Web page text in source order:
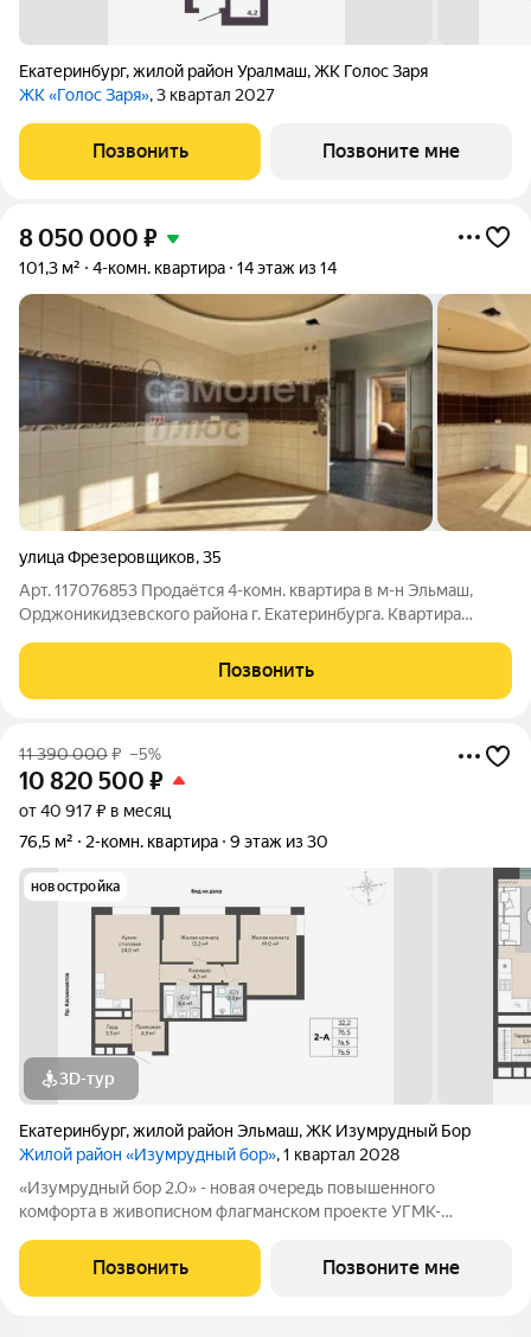
Екатеринбург,жилой район Уралмаш,ЖК Голос Заря
ЖК «Голос Заря», 3 квартал 2027
Позвонить Позвоните мне
8 050 000 ₽
101,3 м² 4-комн. квартира 14 этаж из 14
улица Фрезеровщиков,35
Арт. 117076853 Продаётся 4-комн. квартира в м-н Эльмаш,
Орджоникидзевского района г. Екатеринбурга. Квартира
будет шуметь. Общая площадь 101,3 кв.м (из них: кухня 12 кв.м,
гостиная 16 кв.м,
Позвонить
11 390 000₽ –5%
10 820 500 ₽
от 40 917 ₽ в месяц
76,5 м²
2-комн. квартира 9 этаж из 30
новостройка
3D-тур
Екатеринбург,жилой район Эльмаш,ЖК Изумрудный Бор
Жилой район «Изумрудный бор», 1 квартал 2028
«Изумрудный бор 2.0» - новая очередь повышенного
комфорта в живописном флагманском проекте УГМК-
галереей с объектами инфраструктуры для высокого уровня
жизни. А из окон открывается роскошная
Позвонить Позвоните мне